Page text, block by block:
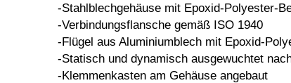
-Stahlblechgehäuse mit Epoxid-Polyester-
-Verbindungsflansche gemäß ISO 1940
-Flügel aus Aluminiumblech mit Epoxid-
-Statisch und dynamisch ausgewuchtet
-Klemmenkasten am Gehäuse angebaut